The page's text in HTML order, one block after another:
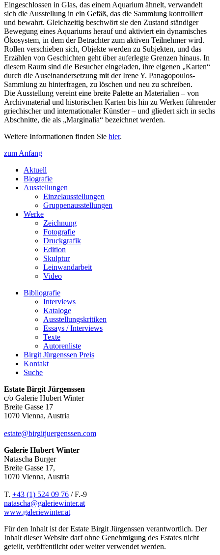
Eingeschlossen in Glas, das einem Aquarium ähnelt, verwandelt
sich die Ausstellung in ein Gefäß, das die Sammlung kontrolliert
und bewahrt. Gleichzeitig beschwört sie den Zustand ständiger
Bewegung eines Aquariums herauf und aktiviert ein dynamisches
Ökosystem, in dem der Betrachter zum aktiven Teilnehmer wird.
Rollen verschieben sich, Objekte werden zu Subjekten, und das
Erzählen von Geschichten geht über auferlegte Grenzen hinaus. In
diesem Raum sind die Besucher eingeladen, ihre eigenen „Karten“
durch die Auseinandersetzung mit der Irene Y. Panagopoulos-
Sammlung zu hinterfragen, zu löschen und neu zu schreiben.
Die Ausstellung vereint eine breite Palette an Materialien – von
Archivmaterial und historischen Karten bis hin zu Werken führender
griechischer und internationaler Künstler – und gliedert sich in sechs
Abschnitte, die als „Marginalia“ bezeichnet werden.
Weitere Informationen finden Sie hier.
zum Anfang
Aktuell
Biografie
Ausstellungen
Einzelausstellungen
Gruppenausstellungen
Werke
Zeichnung
Fotografie
Druckgrafik
Edition
Skulptur
Leinwandarbeit
Video
Bibliografie
Interviews
Kataloge
Ausstellungskritiken
Essays / Interviews
Texte
Autorenliste
Birgit Jürgenssen Preis
Kontakt
Suche
Estate Birgit Jürgenssen
c/o Galerie Hubert Winter
Breite Gasse 17
1070 Vienna, Austria
estate@birgitjuergenssen.com
Galerie Hubert Winter
Natascha Burger
Breite Gasse 17,
1070 Vienna, Austria
T. +43 (1) 524 09 76 / F.-9
natascha@galeriewinter.at
www.galeriewinter.at
Für den Inhalt ist der Estate Birgit Jürgenssen verantwortlich. Der
Inhalt dieser Website darf ohne Genehmigung des Estates nicht
geteilt, veröffentlicht oder weiter verwendet werden.